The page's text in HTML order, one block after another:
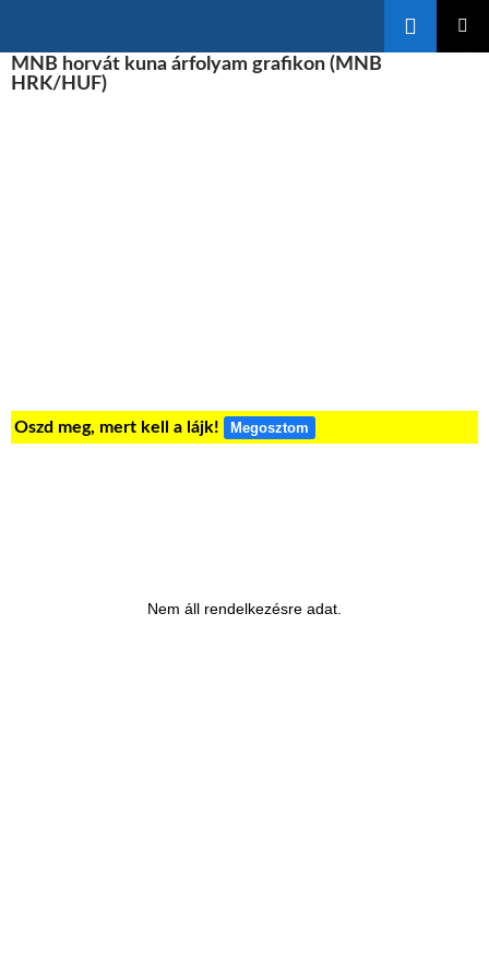
A
TARTALOMBA
MNB horvát kuna árfolyam grafikon (MNB
HRK/HUF)
Oszd meg, mert kell a lájk! Megosztom